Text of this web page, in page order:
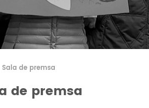
Sala de premsa
de premsa